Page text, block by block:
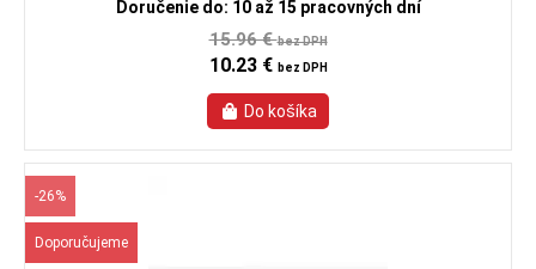
Doručenie do: 10 až 15 pracovných dní
15.96 €bez DPH
10.23 € bez DPH
-26%
Doporučujeme